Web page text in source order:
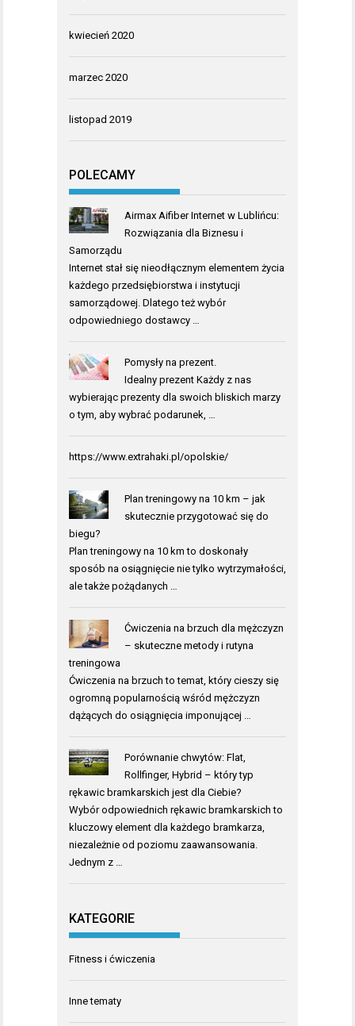
kwiecień 2020
marzec 2020
listopad 2019
POLECAMY
Airmax Aifiber Internet w Lublińcu:
Rozwiązania dla Biznesu i
Samorządu
Internet stał się nieodłącznym elementem życia
każdego przedsiębiorstwa i instytucji
samorządowej. Dlatego też wybór
odpowiedniego dostawcy …
Pomysły na prezent.
Idealny prezent Każdy z nas
wybierając prezenty dla swoich bliskich marzy
o tym, aby wybrać podarunek, …
https://www.extrahaki.pl/opolskie/
Plan treningowy na 10 km – jak
skutecznie przygotować się do
biegu?
Plan treningowy na 10 km to doskonały
sposób na osiągnięcie nie tylko wytrzymałości,
ale także pożądanych …
Ćwiczenia na brzuch dla mężczyzn
– skuteczne metody i rutyna
treningowa
Ćwiczenia na brzuch to temat, który cieszy się
ogromną popularnością wśród mężczyzn
dążących do osiągnięcia imponującej …
Porównanie chwytów: Flat,
Rollfinger, Hybrid – który typ
rękawic bramkarskich jest dla Ciebie?
Wybór odpowiednich rękawic bramkarskich to
kluczowy element dla każdego bramkarza,
niezależnie od poziomu zaawansowania.
Jednym z …
KATEGORIE
Fitness i ćwiczenia
Inne tematy